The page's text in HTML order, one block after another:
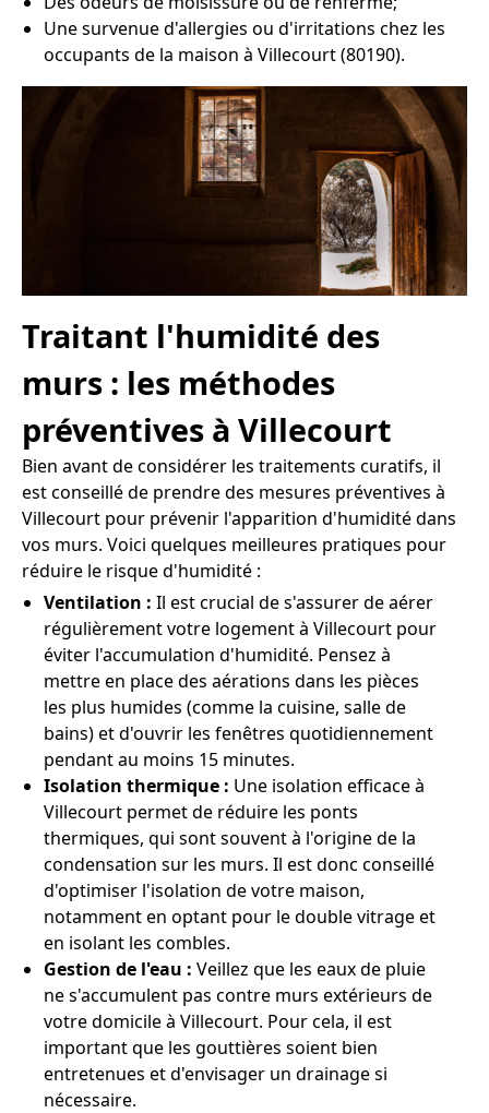
Une survenue d'allergies ou d'irritations chez les
occupants de la maison à Villecourt (80190).
Traitant l'humidité des
murs : les méthodes
préventives à Villecourt
Bien avant de considérer les traitements curatifs, il
est conseillé de prendre des mesures préventives à
Villecourt pour prévenir l'apparition d'humidité dans
vos murs. Voici quelques meilleures pratiques pour
réduire le risque d'humidité :
Ventilation : Il est crucial de s'assurer de aérer
régulièrement votre logement à Villecourt pour
éviter l'accumulation d'humidité. Pensez à
mettre en place des aérations dans les pièces
les plus humides (comme la cuisine, salle de
bains) et d'ouvrir les fenêtres quotidiennement
pendant au moins 15 minutes.
Isolation thermique : Une isolation efficace à
Villecourt permet de réduire les ponts
thermiques, qui sont souvent à l'origine de la
condensation sur les murs. Il est donc conseillé
d'optimiser l'isolation de votre maison,
notamment en optant pour le double vitrage et
en isolant les combles.
Gestion de l'eau : Veillez que les eaux de pluie
ne s'accumulent pas contre murs extérieurs de
votre domicile à Villecourt. Pour cela, il est
important que les gouttières soient bien
entretenues et d'envisager un drainage si
nécessaire.